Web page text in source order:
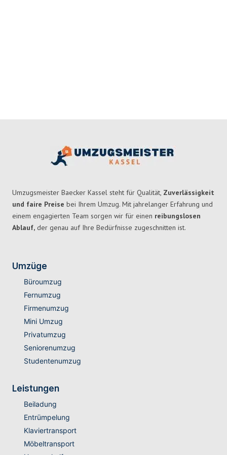
Umzugsmeister Baecker Kassel steht für Qualität, Zuverlässigkeit
und faire Preise bei Ihrem Umzug. Mit jahrelanger Erfahrung und
einem engagierten Team sorgen wir für einen reibungslosen
Ablauf, der genau auf Ihre Bedürfnisse zugeschnitten ist.
Umzüge
Büroumzug
Fernumzug
Firmenumzug
Mini Umzug
Privatumzug
Seniorenumzug
Studentenumzug
Leistungen
Beiladung
Entrümpelung
Klaviertransport
Möbeltransport